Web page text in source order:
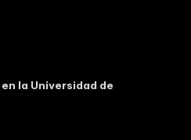
la Universidad de